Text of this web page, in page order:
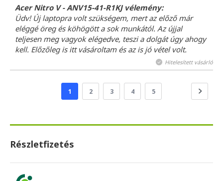
Acer Nitro V - ANV15-41-R1KJ vélemény:
Üdv! Új laptopra volt szükségem, mert az előző már
eléggé öreg és köhögött a sok munkától. Az újjal
teljesen meg vagyok elégedve, teszi a dolgát úgy ahogy
kell. Előzőleg is itt vásároltam és az is jó vétel volt.
Hitelesített vásárló
1 2 3 4 5
Részletfizetés